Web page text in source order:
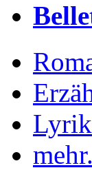
Lyrik